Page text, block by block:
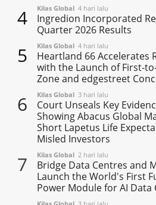
4 Kilas Global 4 hari lalu
Ingredion Incorporated
Quarter 2026 Results
5 Kilas Global 4 hari lalu
Heartland 66 Accelerates
with the Launch of First-
Zone and edgestreet
6 Kilas Global 3 hari lalu
Court Unseals Key
Showing Abacus Global
Short Lapetus Life
Misled Investors
7 Kilas Global 2 hari lalu
Bridge Data Centres and
Launch the World's First
Power Module for AI Data